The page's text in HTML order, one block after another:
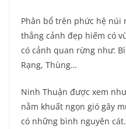
Phân bổ trên phức hệ núi
thắng cảnh đẹp hiếm có
có cảnh quan rừng như:
Rạng, Thùng…
Ninh Thuận được xem
nằm khuất ngọn gió gây
có những bình nguyên